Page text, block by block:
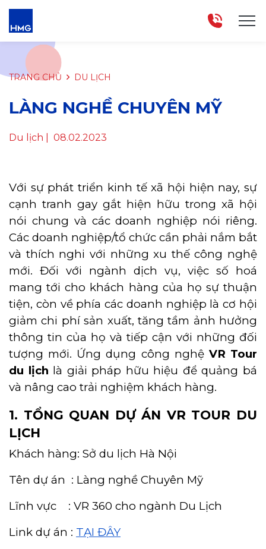
TRANG CHỦ DU LỊCH
LÀNG NGHỀ CHUYÊN MỸ
Du lịch | 08.02.2023
Với sự phát triển kinh tế xã hội hiện nay, sự
cạnh tranh gay gắt hiện hữu trong xã hội
nói chung và các doanh nghiệp nói riêng.
Các doanh nghiệp/tổ chức cần phải nắm bắt
và thích nghi với những xu thế công nghệ
mới. Đối với ngành dịch vụ, việc số hoá
mang tới cho khách hàng của họ sự thuận
tiện, còn về phía các doanh nghiệp là cơ hội
giảm chi phí sản xuất, tăng tầm ảnh hưởng
thông tin của họ và tiếp cận với những đối
tượng mới. Ứng dụng công nghệ VR Tour
du lịch là giải pháp hữu hiệu để quảng bá
và nâng cao trải nghiệm khách hàng.
1. TỔNG QUAN DỰ ÁN VR TOUR DU
LỊCH
Khách hàng: Sở du lịch Hà Nội
Tên dự án : Làng nghề Chuyên Mỹ
Lĩnh vực : VR 360 cho ngành Du Lịch
Link dự án : TẠI ĐÂY